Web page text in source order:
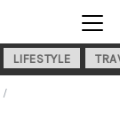
LIFESTYLE